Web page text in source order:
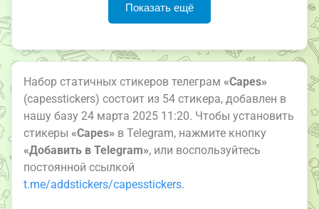
Показать ещё
Набор статичных стикеров телеграм «Capes»
(capesstickers) состоит из 54 стикера, добавлен в
нашу базу 24 марта 2025 11:20. Чтобы установить
стикеры «Capes» в Telegram, нажмите кнопку
«Добавить в Telegram», или воспользуйтесь
постоянной ссылкой
t.me/addstickers/capesstickers.